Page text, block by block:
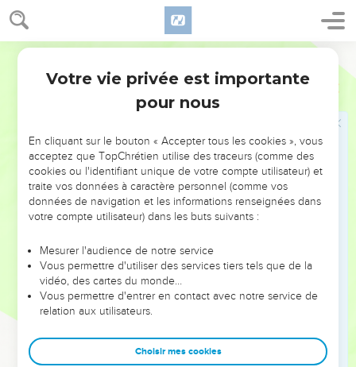
Genèse 9
Noé se mit à cultiver la terre et il planta une vigne.
21 Il en but le vin et s’enivra, de sorte qu’il se mit tout nu sous
sa tente.
Cham, le père de Canaan, vit son père nu et sortit pour le
placèrent sur leurs épaules. Puis ils marchèrent à reculons
vers leur père et le couvrirent. Comme leur visage était
tourné de l’autre côté, ils ne virent pas leur père tout nu.
Quand Noé se réveilla de son ivresse, il apprit ce que son
plus jeune fils avait fait.
des esclaves de ses frères !
Puis il ajouta : Béni soit l’Eternel, le Dieu de Sem, et que
Canaan soit asservi à Sem !
les tentes de Sem et que Canaan soit leur esclave !
Votre vie privée est importante
pour nous
En cliquant sur le bouton « Accepter tous les cookies », vous
acceptez que TopChrétien utilise des traceurs (comme des
cookies ou l'identifiant unique de votre compte utilisateur) et
traite vos données à caractère personnel (comme vos
données de navigation et les informations renseignées dans
votre compte utilisateur) dans les buts suivants :
Mesurer l'audience de notre service
Vous permettre d'utiliser des services tiers tels que de la
vidéo, des cartes du monde…
Vous permettre d'entrer en contact avec notre service de
relation aux utilisateurs.
Choisir mes cookies